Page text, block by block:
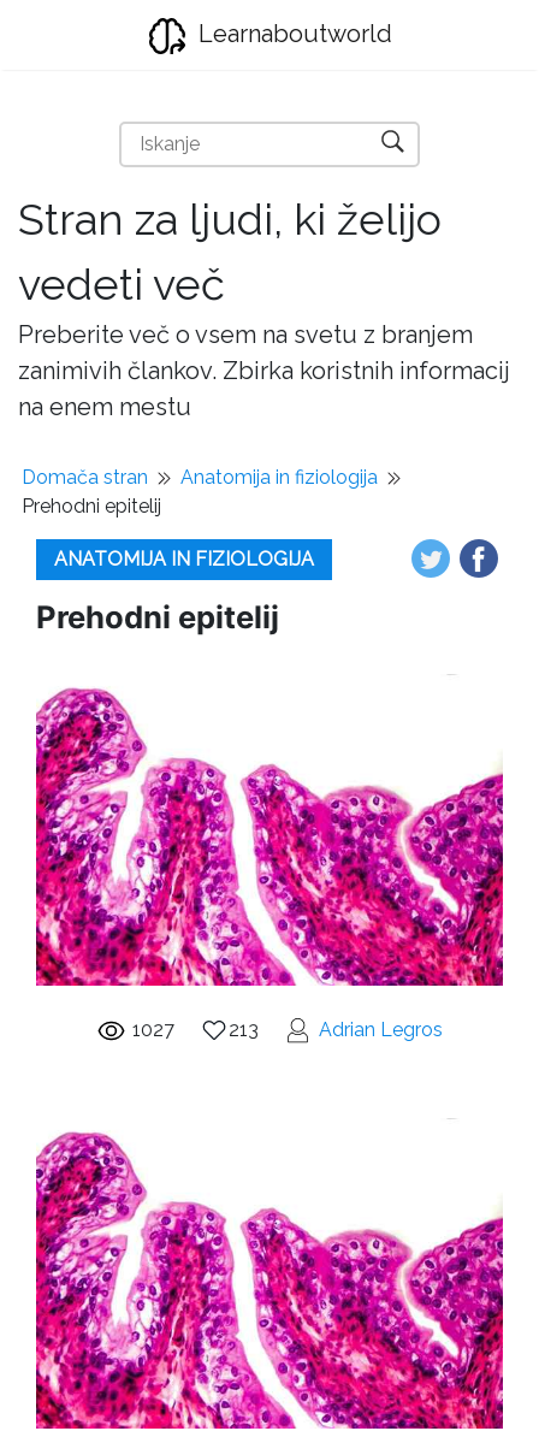
Learnaboutworld
Stran za ljudi, ki želijo
vedeti več
Preberite več o vsem na svetu z branjem
zanimivih člankov. Zbirka koristnih informacij
na enem mestu
Domača stran
Anatomija in fiziologija
Prehodni epitelij
ANATOMIJA IN FIZIOLOGIJA
Prehodni epitelij
1027 213 Adrian Legros